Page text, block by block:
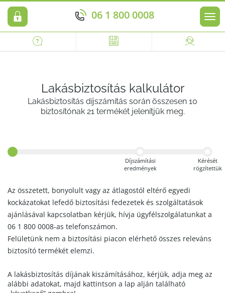
06 1 800 0008
Lakásbiztosítás kalkulátor
Lakásbiztosítás díjszámítás során összesen 10
biztosítónak 21 termékét jelenítjük meg.
Díjszámítási
eredmények
Kérését
rögzítettük
Az összetett, bonyolult vagy az átlagostól eltérő egyedi
kockázatokat lefedő biztosítási fedezetek és szolgáltatások
ajánlásával kapcsolatban kérjük, hívja ügyfélszolgálatunkat a
06 1 800 0008-as telefonszámon.
Felületünk nem a biztosítási piacon elérhető összes releváns
biztosító termékét elemzi.
A lakásbiztosítás díjának kiszámításához, kérjük, adja meg az
alábbi adatokat, majd kattintson a lap alján található